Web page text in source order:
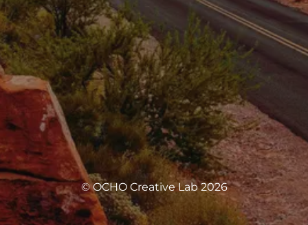
© OCHO Creative Lab 2026